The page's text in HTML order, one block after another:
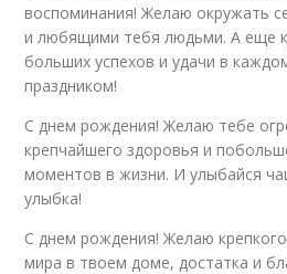
воспоминания! Желаю окружать
и любящими тебя людьми. А еще
больших успехов и удачи в
праздником!
С днем рождения! Желаю тебе
крепчайшего здоровья и
моментов в жизни. И улыбайся
улыбка!
С днем рождения! Желаю
мира в твоем доме, достатка и